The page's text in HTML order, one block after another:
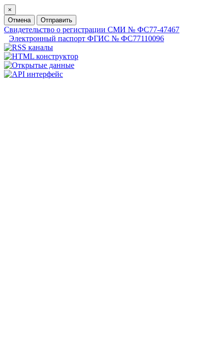
×
Отмена
Отправить
Свидетельство о регистрации СМИ № ФС77-47467
Электронный паспорт ФГИС № ФС77110096